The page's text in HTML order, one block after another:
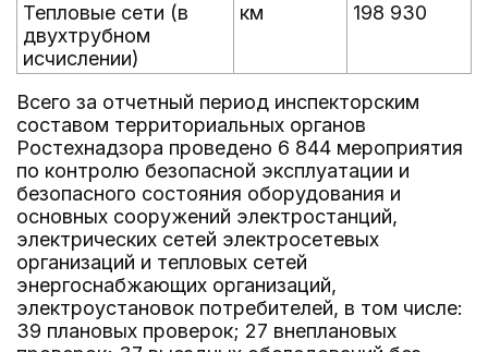
Тепловые сети (в
двухтрубном
исчислении)
км 198 930
Всего за отчетный период инспекторским
составом территориальных органов
Ростехнадзора проведено 6 844 мероприятия
по контролю безопасной эксплуатации и
безопасного состояния оборудования и
основных сооружений электростанций,
электрических сетей электросетевых
организаций и тепловых сетей
энергоснабжающих организаций,
электроустановок потребителей, в том числе:
39 плановых проверок; 27 внеплановых